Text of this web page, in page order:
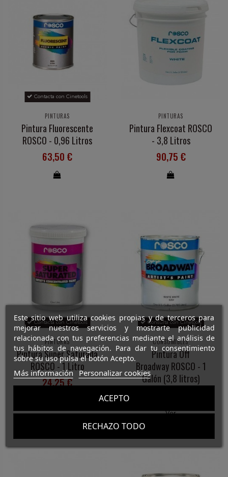
Contacta con Cinetools
PINTURAS
Pintura Fluorescente
ROSCO - 0,96 Litros
63,50 €
PINTURAS
Pintura Flexcoat ROSCO
- 3,8 Litros
90,75 €
Contacta con Cinetools
PINTURAS
Pintura Súper Saturada
ROSCO - 1 Litro
24,25 €
Consulta con Cinetools
CONSUMIBLES
Pintura Off
Broadway ROSCO - 1
Galón (3,8 litros)
Ver
Este sitio web utiliza cookies propias y de terceros para
mejorar nuestros servicios y mostrarte publicidad
relacionada con tus preferencias mediante el análisis de
tus hábitos de navegación. Para dar tu consentimiento
sobre su uso pulsa el botón Acepto.
Más información Personalizar cookies
RECHAZO TODO
ACEPTO